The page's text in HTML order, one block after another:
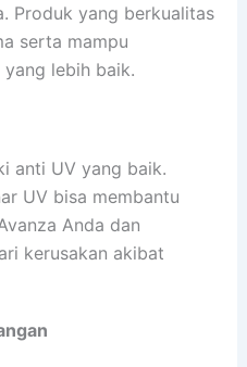
Produk yang berkualitas
serta mampu
lebih baik.
anti UV yang baik.
UV bisa membantu
Anda dan
kerusakan akibat